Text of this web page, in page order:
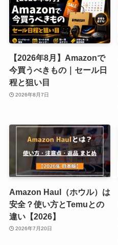
【2026年8月】Amazonで
今買うべきもの｜セール日
程と狙い目
2026年8月7日
Amazon Haul（ホウル）は
安全？使い方とTemuとの
違い【2026】
2026年7月20日